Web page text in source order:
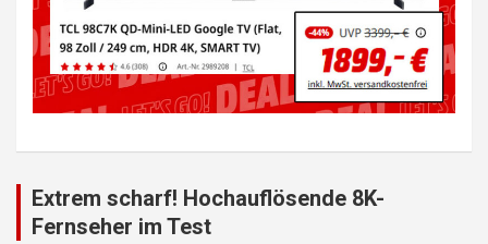
Extrem scharf! Hochauflösende 8K-
Fernseher im Test